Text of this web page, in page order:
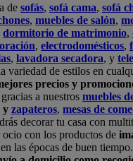
de sofás, sofá cama, sofá
, muebles de salón,
dormitorio de matrimonio,
, electrodomésticos,
, lavadora secadora, y
variedad de estilos en
precios y
a nuestros muebles
y zapateros, mesas de
decorar tu casa con
con los productos de
en las épocas de buen